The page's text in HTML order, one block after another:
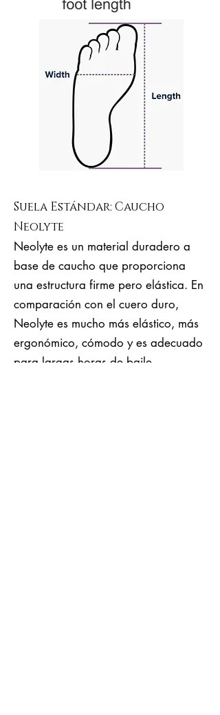
Suela Estándar: Caucho
Neolyte
Neolyte es un material duradero a
base de caucho que proporciona
una estructura firme pero elástica. En
comparación con el cuero duro,
Neolyte es mucho más elástico, más
ergonómico, cómodo y es adecuado
para largas horas de baile.